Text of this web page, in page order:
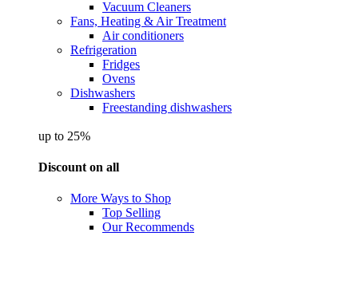
Vacuum Cleaners
Fans, Heating & Air Treatment
Air conditioners
Refrigeration
Fridges
Ovens
Dishwashers
Freestanding dishwashers
up to 25%
Discount on all
More Ways to Shop
Top Selling
Our Recommends